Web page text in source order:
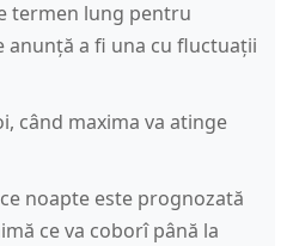
termen lung pentru
anunță a fi una cu fluctuații
când maxima va atinge
noapte este prognozată
ce va coborî până la